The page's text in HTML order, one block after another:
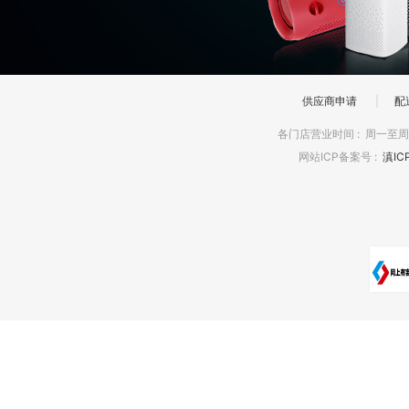
供应商申请 配
各门店营业时间 : 周一至
网站ICP备案号 : 滇